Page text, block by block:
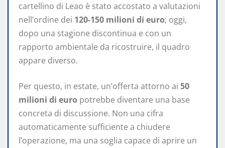
cartellino di Leao è stato accostato a valutazioni
nell’ordine dei 120-150 milioni di euro; oggi,
dopo una stagione discontinua e con un
rapporto ambientale da ricostruire, il quadro
appare diverso.
Per questo, in estate, un’offerta attorno ai 50
milioni di euro potrebbe diventare una base
concreta di discussione. Non una cifra
automaticamente sufficiente a chiudere
l’operazione, ma una soglia capace di aprire un